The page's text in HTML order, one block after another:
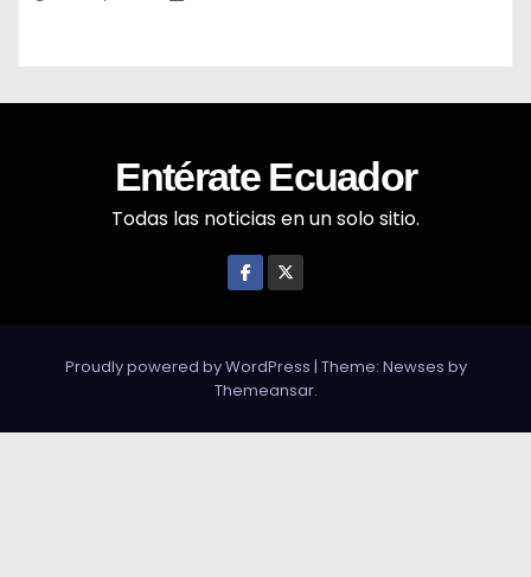
Entérate Ecuador
Todas las noticias en un solo sitio.
Proudly powered by WordPress | Theme: Newses by
Themeansar.